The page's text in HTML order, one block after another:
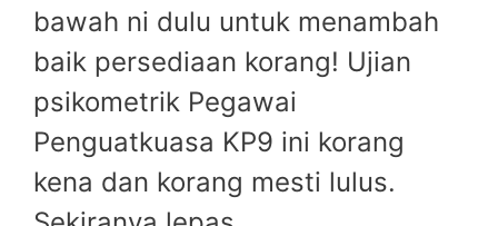
bawah ni dulu untuk menambah
baik persediaan korang! Ujian
psikometrik Pegawai
Penguatkuasa KP9 ini korang
kena dan korang mesti lulus.